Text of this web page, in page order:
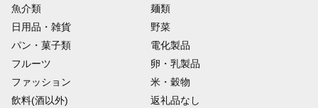
魚介類
麺類
日用品・雑貨
野菜
パン・菓子類
電化製品
フルーツ
卵・乳製品
ファッション
米・穀物
飲料(酒以外)
返礼品なし